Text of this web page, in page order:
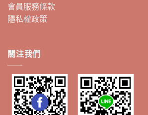
會員服務條款
隱私權政策
關注我們